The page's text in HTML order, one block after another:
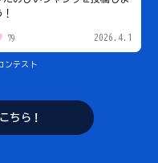
！
79 2026.4.1
ンテスト
ちら！